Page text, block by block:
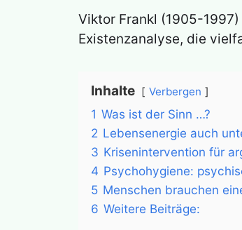
Viktor Frankl (1905-
Existenzanalyse, die
Inhalte Verbergen
1 Was ist der Sinn …?
2 Lebensenergie auch
3 Krisenintervention für
4 Psychohygiene:
5 Menschen brauchen
6 Weitere Beiträge: